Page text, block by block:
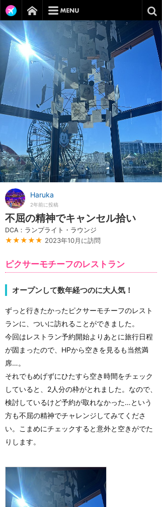
Haruka
2年前に投稿
不屈の精神でキャンセル拾い
DCA：ランプライト・ラウンジ
★★★★★ 2023年10月に訪問
ピクサーモチーフのレストラン
オープンして数年経つのに大人気！
ずっと行きたかったピクサーモチーフのレスト
ランに、ついに訪れることができました。
今回はレストラン予約開始よりあとに旅行日程
が固まったので、HPから空きを見るも当然満
席…。
それでもめげずにひたすら空き時間をチェック
していると、2人分の枠がとれました。なので、
検討しているけど予約が取れなかった…という
方も不屈の精神でチャレンジしてみてくださ
い。こまめにチェックすると意外と空きがでた
りします。